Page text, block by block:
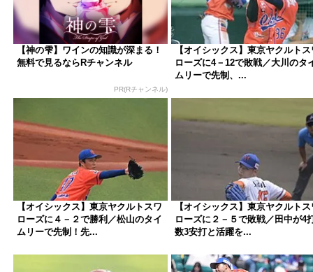
【神の雫】ワインの知識が深まる！
無料で見るならRチャンネル
PR(Rチャンネル)
【オイシックス】東京ヤクルトス
ローズに4－12で敗戦／大川のタ
ムリーで先制、...
【オイシックス】東京ヤクルトスワ
ローズに４－２で勝利／松山のタイ
ムリーで先制！先...
【オイシックス】東京ヤクルトス
ローズに２－５で敗戦／田中が4
数3安打と活躍を...